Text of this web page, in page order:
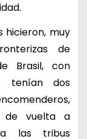
hicieron, muy
de
Brasil, con
tenían dos
de vuelta a
a las tribus